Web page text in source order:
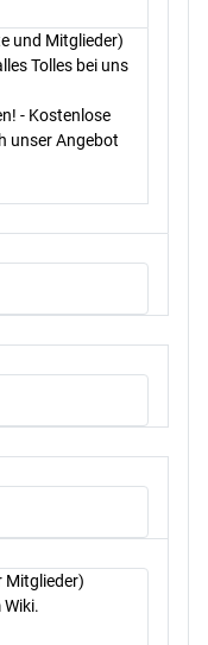
und Mitglieder)
Tolles bei uns
- Kostenlose
unser Angebot
Mitglieder)
Wiki.